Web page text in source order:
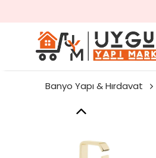
Banyo Yapı & Hırdavat